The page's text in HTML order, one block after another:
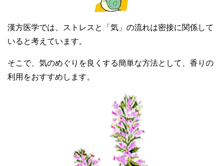
漢方医学では、ストレスと「気」の流れは密接に関係して
いると考えています。
そこで、気のめぐりを良くする簡単な方法として、香りの
利用をおすすめします。